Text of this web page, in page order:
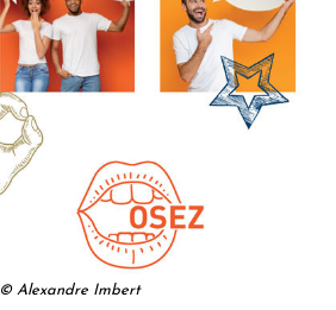
© Alexandre Imbert